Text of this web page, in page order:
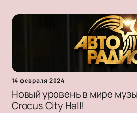
14 февраля 2024
Новый уровень в мире
Crocus City Hall!